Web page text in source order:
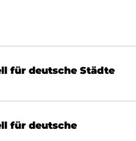
für deutsche Städte
für deutsche